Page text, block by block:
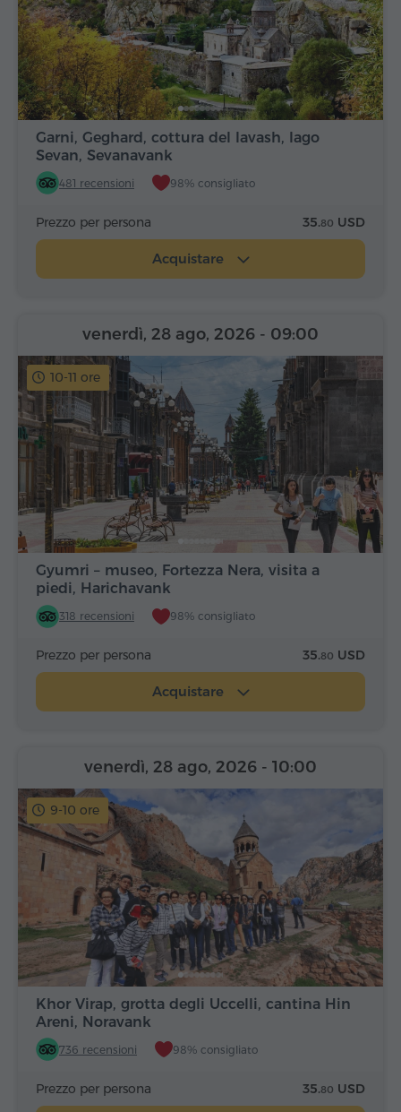
Garni, Geghard, cottura del lavash, lago
Sevan, Sevanavank
481 recensioni 98% consigliato
Prezzo per persona 35.80 USD
Acquistare
10-11 ore
Gyumri – museo, Fortezza Nera, visita a
piedi, Harichavank
318 recensioni 98% consigliato
venerdì, 28 ago, 2026 - 09:00
Prezzo per persona 35.80 USD
Acquistare
9-10 ore
Khor Virap, grotta degli Uccelli, cantina Hin
Areni, Noravank
736 recensioni 98% consigliato
venerdì, 28 ago, 2026 - 10:00
Prezzo per persona 35.80 USD